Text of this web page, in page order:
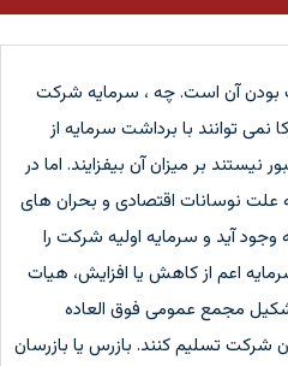
بودن آن است. چه ، سرمایه شرکت
توانند با برداشت سرمایه از
بر میزان آن بیفزایند. اما در
نوسانات اقتصادی و بحران های
آید و سرمایه اولیه شرکت را
اعم از کاهش یا افزایش، هیات
45 روز قبل از تشکیل مجمع عمومی فوق العاده
شرکت تسلیم کنند. بازرس یا بازرسان